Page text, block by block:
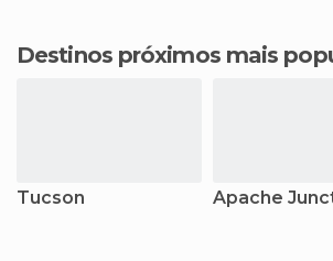
Destinos próximos mais
Tucson Apache